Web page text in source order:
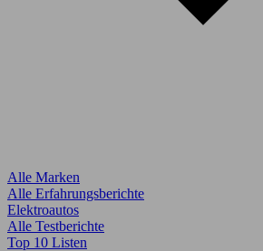
Alle Marken
Alle Erfahrungsberichte
Elektroautos
Alle Testberichte
Top 10 Listen